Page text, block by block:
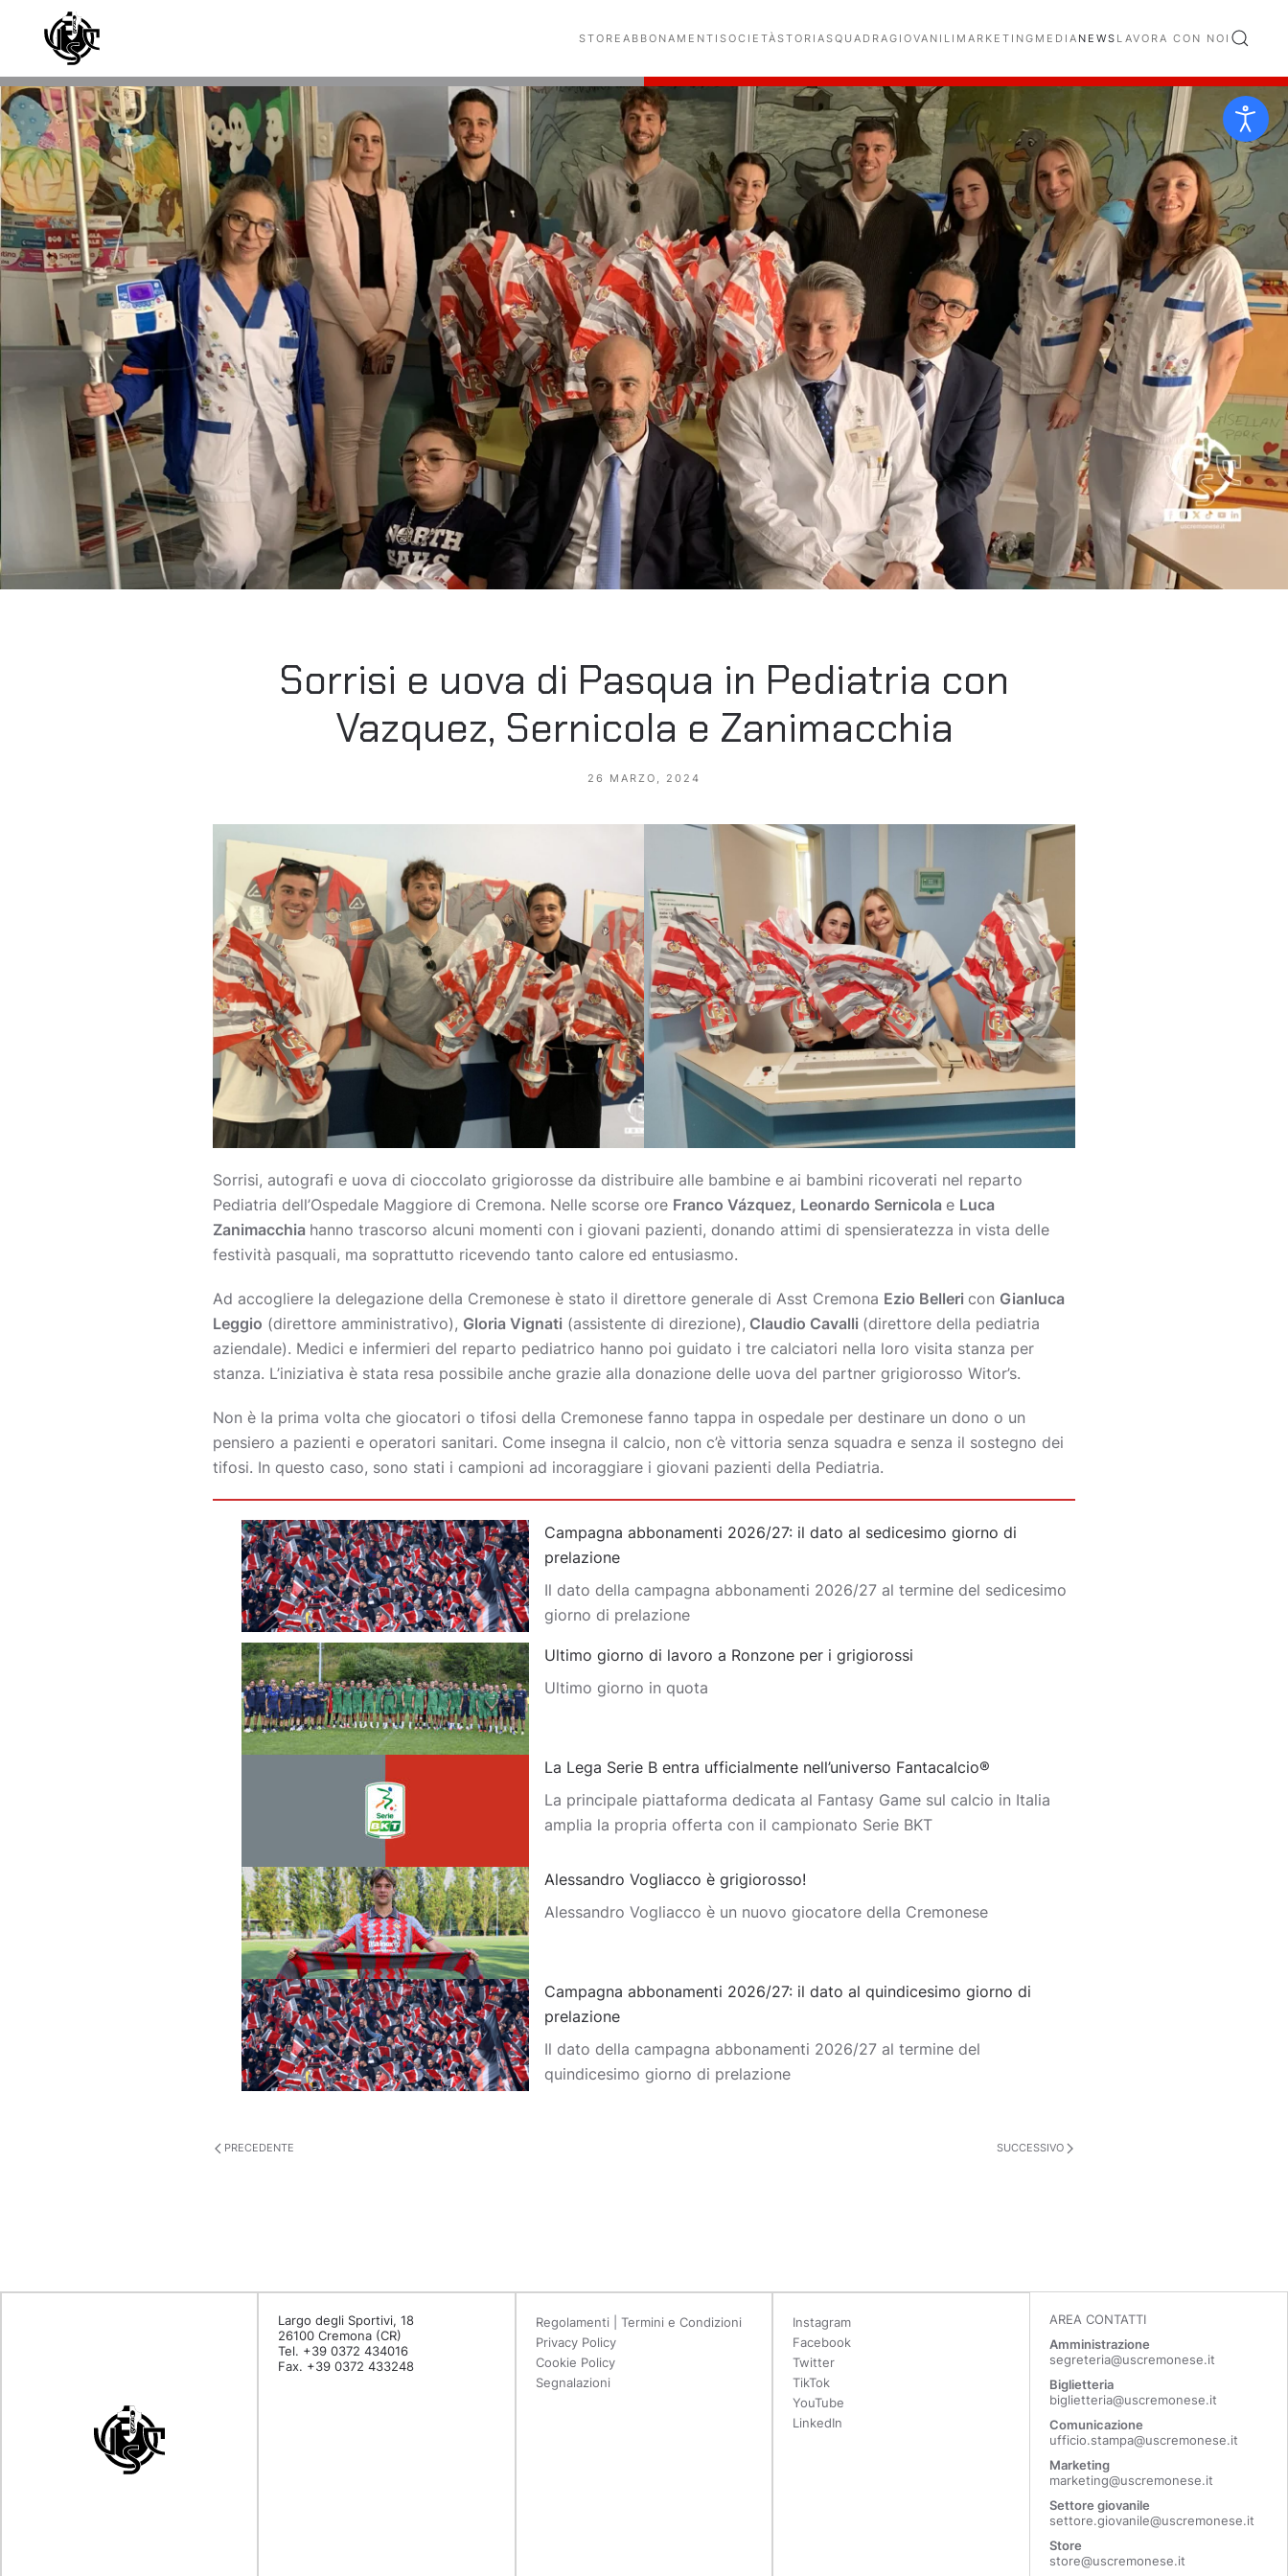
Skip to main content STORE ABBONAMENTI SOCIETÀSTORIASQUADRAGIOVANILI MARKETING MEDIA NEWS LAVORA CON NOI
Sorrisi e uova di Pasqua in Pediatria con
Vazquez, Sernicola e Zanimacchia
26 MARZO, 2024
Sorrisi, autografi e uova di cioccolato grigiorosse da distribuire alle bambine e ai bambini ricoverati nel reparto
Pediatria dell’Ospedale Maggiore di Cremona. Nelle scorse ore Franco Vázquez, Leonardo Sernicola e Luca
Zanimacchia hanno trascorso alcuni momenti con i giovani pazienti, donando attimi di spensieratezza in vista delle
festività pasquali, ma soprattutto ricevendo tanto calore ed entusiasmo.
Ad accogliere la delegazione della Cremonese è stato il direttore generale di Asst Cremona Ezio Belleri con Gianluca
Leggio (direttore amministrativo), Gloria Vignati (assistente di direzione), Claudio Cavalli (direttore della pediatria
aziendale). Medici e infermieri del reparto pediatrico hanno poi guidato i tre calciatori nella loro visita stanza per
stanza. L’iniziativa è stata resa possibile anche grazie alla donazione delle uova del partner grigiorosso Witor’s.
Non è la prima volta che giocatori o tifosi della Cremonese fanno tappa in ospedale per destinare un dono o un
pensiero a pazienti e operatori sanitari. Come insegna il calcio, non c’è vittoria senza squadra e senza il sostegno dei
tifosi. In questo caso, sono stati i campioni ad incoraggiare i giovani pazienti della Pediatria.
Campagna abbonamenti 2026/27: il dato al sedicesimo giorno di
prelazione
Il dato della campagna abbonamenti 2026/27 al termine del sedicesimo
giorno di prelazione
Ultimo giorno di lavoro a Ronzone per i grigiorossi
Ultimo giorno in quota
La Lega Serie B entra ufficialmente nell’universo Fantacalcio®
La principale piattaforma dedicata al Fantasy Game sul calcio in Italia
amplia la propria offerta con il campionato Serie BKT
Alessandro Vogliacco è grigiorosso!
Alessandro Vogliacco è un nuovo giocatore della Cremonese
Campagna abbonamenti 2026/27: il dato al quindicesimo giorno di
prelazione
Il dato della campagna abbonamenti 2026/27 al termine del
quindicesimo giorno di prelazione
PRECEDENTE SUCCESSIVO
Largo degli Sportivi, 18
26100 Cremona (CR)
Tel. +39 0372 434016
Fax. +39 0372 433248
Regolamenti | Termini e Condizioni
Privacy Policy
Cookie Policy
Segnalazioni
Instagram
Facebook
Twitter
TikTok
YouTube
LinkedIn
AREA CONTATTI
Amministrazione
segreteria@uscremonese.it
Biglietteria
biglietteria@uscremonese.it
Comunicazione
ufficio.stampa@uscremonese.it
Marketing
marketing@uscremonese.it
Settore giovanile
settore.giovanile@uscremonese.it
Store
store@uscremonese.it